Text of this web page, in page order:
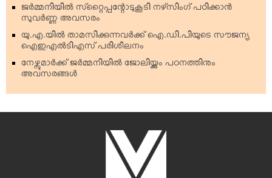
ജര്‍മ്മനിയില്‍ സ്‌റ്റൈപ്പന്റോടുകൂടി നഴ്‌സിംഗ് പഠിക്കാന്‍
സുവര്‍ണ്ണ അവസരം
യു.എ.യില്‍ താമസിക്കുന്നവര്‍ക്ക് ഐ.ഡി.പിയുടെ സൗജന്യ
ഐഇഎല്‍ടിഎസ് പരിശീലനം
നേഴ്സുമാര്‍ക്ക് ജര്‍മ്മനിയില്‍ ജോലിയ്ക്കും പഠനത്തിനും
അവസരങ്ങള്‍